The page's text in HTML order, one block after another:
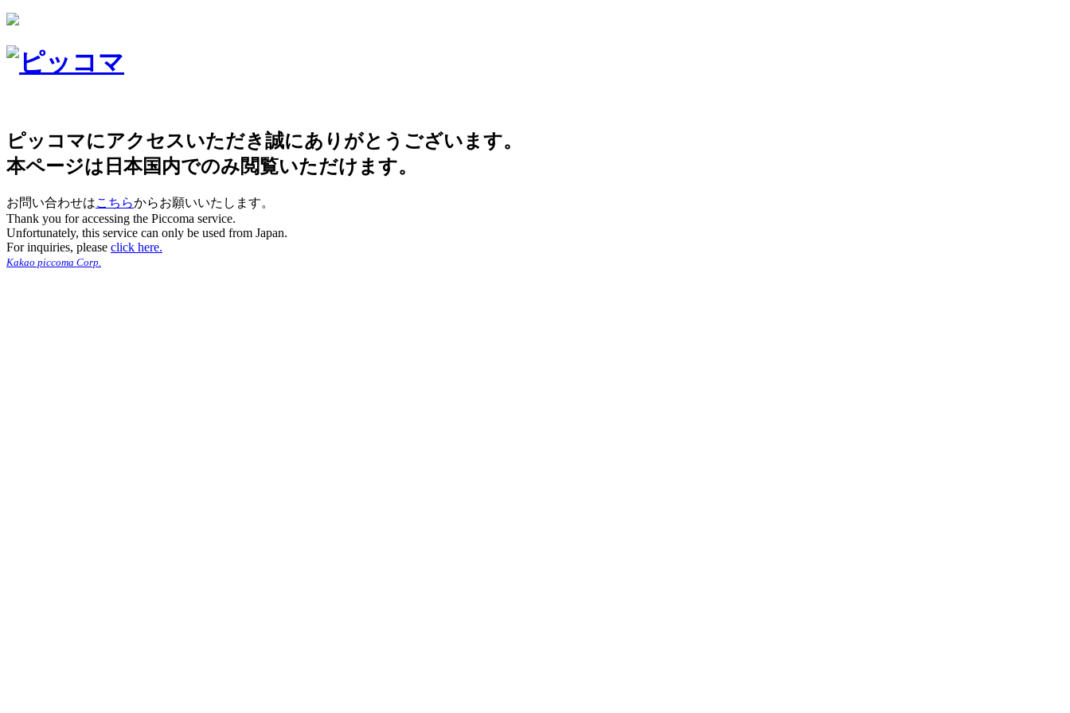
ピッコマにアクセスいただき誠にありがとうございます。
本ページは日本国内でのみ閲覧いただけます。
お問い合わせはこちらからお願いいたします。
Thank you for accessing the Piccoma service.
Unfortunately, this service can only be used from Japan.
For inquiries, please click here.
Kakao piccoma Corp.